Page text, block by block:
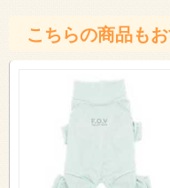
こちらの商品もお